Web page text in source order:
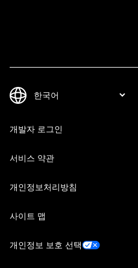
개발자 로그인
서비스 약관
개인정보처리방침
사이트 맵
개인정보 보호 선택